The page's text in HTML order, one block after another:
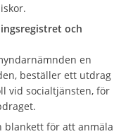
och
en
beställer ett utdrag
vid socialtjänsten, för
blankett för att anmäla